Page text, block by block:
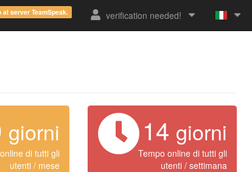
server TeamSpeak. verification needed!
giorni
di tutti gli
utenti / mese
14 giorni
Tempo online di tutti gli
utenti / settimana